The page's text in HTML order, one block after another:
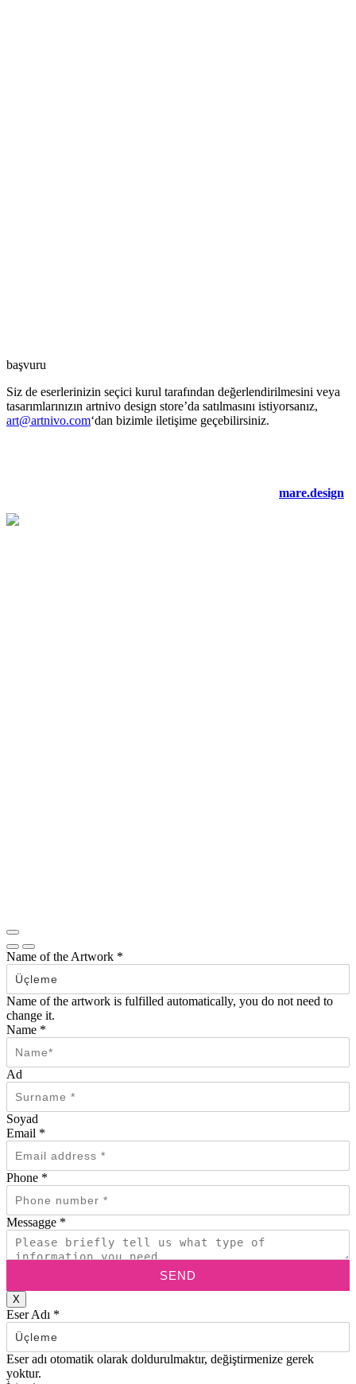
başvuru
Siz de eserlerinizin seçici kurul tarafından değerlendirilmesini veya
tasarımlarınızın artnivo design store’da satılmasını istiyorsanız,
art@artnivo.com‘dan bizimle iletişime geçebilirsiniz.
mare.design
Name of the Artwork *
Name of the artwork is fulfilled automatically, you do not need to
change it.
Name *
Ad
Soyad
Email *
Phone *
Messagge *
SEND
X
Eser Adı *
Eser adı otomatik olarak doldurulmaktır, değiştirmenize gerek
yoktur.